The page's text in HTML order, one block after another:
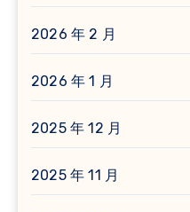
2026 年 2 月
2026 年 1 月
2025 年 12 月
2025 年 11 月